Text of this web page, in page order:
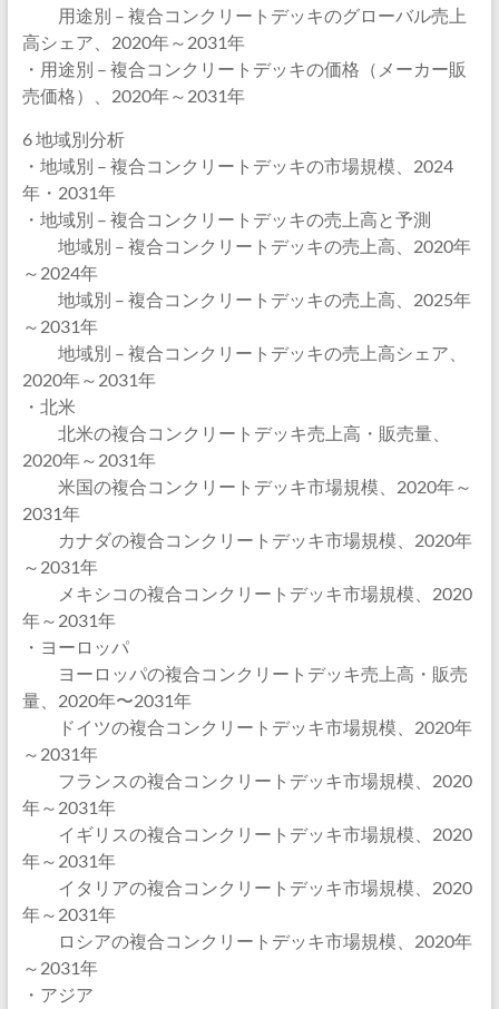
用途別 – 複合コンクリートデッキのグローバル売上
高シェア、2020年～2031年
・用途別 – 複合コンクリートデッキの価格（メーカー販
売価格）、2020年～2031年
6 地域別分析
・地域別 – 複合コンクリートデッキの市場規模、2024
年・2031年
・地域別 – 複合コンクリートデッキの売上高と予測
地域別 – 複合コンクリートデッキの売上高、2020年
～2024年
地域別 – 複合コンクリートデッキの売上高、2025年
～2031年
地域別 – 複合コンクリートデッキの売上高シェア、
2020年～2031年
・北米
北米の複合コンクリートデッキ売上高・販売量、
2020年～2031年
米国の複合コンクリートデッキ市場規模、2020年～
2031年
カナダの複合コンクリートデッキ市場規模、2020年
～2031年
メキシコの複合コンクリートデッキ市場規模、2020
年～2031年
・ヨーロッパ
ヨーロッパの複合コンクリートデッキ売上高・販売
量、2020年〜2031年
ドイツの複合コンクリートデッキ市場規模、2020年
～2031年
フランスの複合コンクリートデッキ市場規模、2020
年～2031年
イギリスの複合コンクリートデッキ市場規模、2020
年～2031年
イタリアの複合コンクリートデッキ市場規模、2020
年～2031年
ロシアの複合コンクリートデッキ市場規模、2020年
～2031年
・アジア